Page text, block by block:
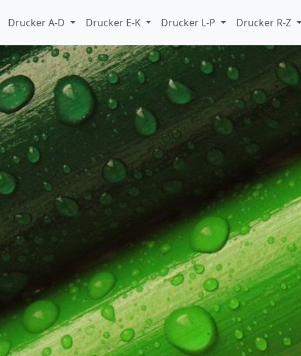
Drucker A-D Drucker E-K Drucker L-P Drucker R-Z